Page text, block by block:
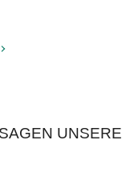
UNSERE